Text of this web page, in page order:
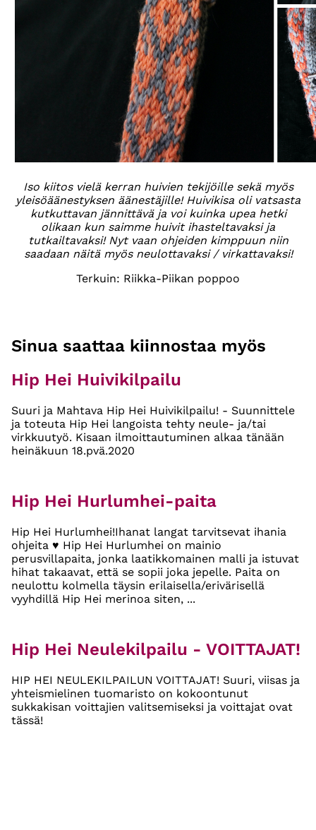
Iso kiitos vielä kerran huivien tekijöille sekä myös
yleisöäänestyksen äänestäjille! Huivikisa oli vatsasta
kutkuttavan jännittävä ja voi kuinka upea hetki
olikaan kun saimme huivit ihasteltavaksi ja
tutkailtavaksi! Nyt vaan ohjeiden kimppuun niin
saadaan näitä myös neulottavaksi / virkattavaksi!
Terkuin: Riikka-Piikan poppoo
Sinua saattaa kiinnostaa myös
Hip Hei Huivikilpailu
Suuri ja Mahtava Hip Hei Huivikilpailu! - Suunnittele
ja toteuta Hip Hei langoista tehty neule- ja/tai
virkkuutyö. Kisaan ilmoittautuminen alkaa tänään
heinäkuun 18.pvä.2020
Hip Hei Hurlumhei-paita
Hip Hei Hurlumhei!Ihanat langat tarvitsevat ihania
ohjeita ♥ Hip Hei Hurlumhei on mainio
perusvillapaita, jonka laatikkomainen malli ja istuvat
hihat takaavat, että se sopii joka jepelle. Paita on
neulottu kolmella täysin erilaisella/erivärisellä
vyyhdillä Hip Hei merinoa siten, ...
Hip Hei Neulekilpailu - VOITTAJAT!
HIP HEI NEULEKILPAILUN VOITTAJAT! Suuri, viisas ja
yhteismielinen tuomaristo on kokoontunut
sukkakisan voittajien valitsemiseksi ja voittajat ovat
tässä!